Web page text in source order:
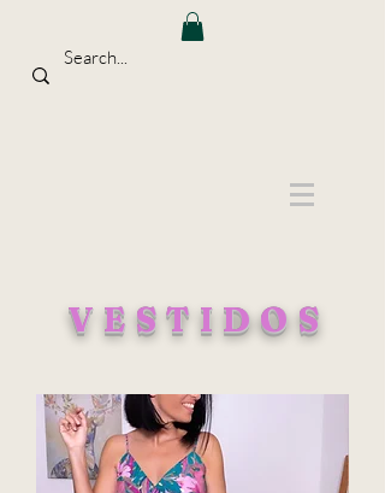
VESTIDOS